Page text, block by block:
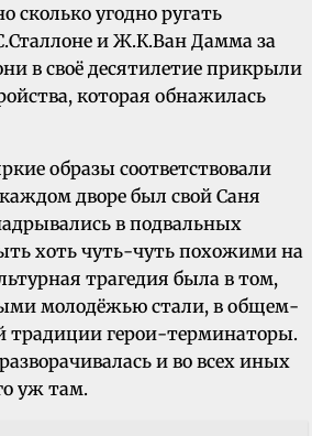
угодно ругать
и Ж.К.Ван Дамма за
в своё десятилетие прикрыли
которая обнажилась
образы соответствовали
дворе был свой Саня
в подвальных
хоть чуть-чуть похожими на
трагедия была в том,
молодёжью стали, в общем-
традиции герои-терминаторы.
и во всех иных
уж там.